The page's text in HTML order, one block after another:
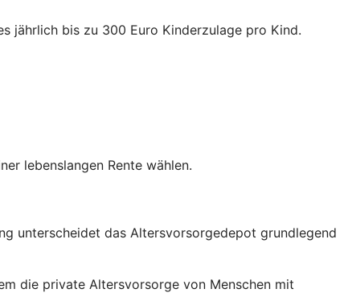
jährlich bis zu 300 Euro Kinderzulage pro Kind.
lebenslangen Rente wählen.
unterscheidet das Altersvorsorgedepot grundlegend
die private Altersvorsorge von Menschen mit